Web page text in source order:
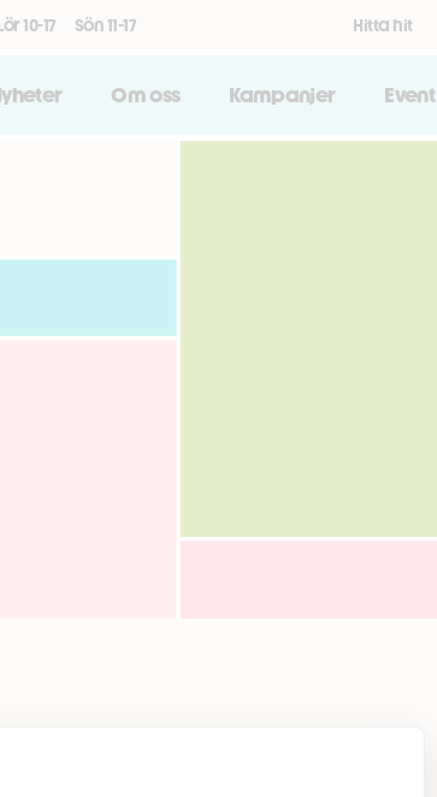
10-17 Sön 11-17 Hitta hit
Om oss Kampanjer Event